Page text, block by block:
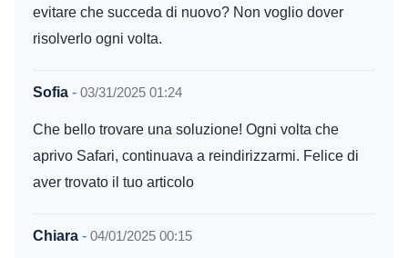
evitare che succeda di nuovo? Non voglio dover
risolverlo ogni volta.
Sofia - 03/31/2025 01:24
Che bello trovare una soluzione! Ogni volta che
aprivo Safari, continuava a reindirizzarmi. Felice di
aver trovato il tuo articolo
Chiara - 04/01/2025 00:15